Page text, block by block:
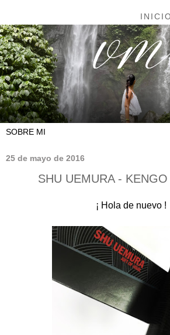
25 de mayo de 2016
SHU UEMURA -
¡ Hola de nuevo !